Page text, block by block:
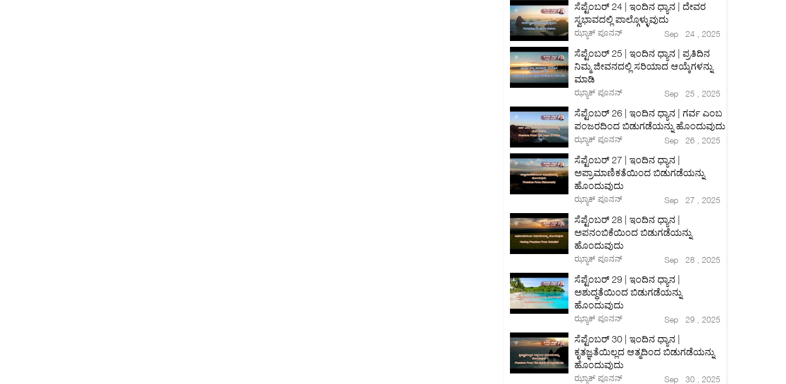
ಸೆಪ್ಟೆಂಬರ್ 24 | ಇಂದಿನ ಧ್ಯಾನ | ದೇವರ
ಸ್ವಭಾವದಲ್ಲಿ ಪಾಲ್ಗೊಳ್ಳುವುದು
ಝ್ಯಾಕ್ ಪೂನನ್ Sep 24 , 2025
ಸೆಪ್ಟೆಂಬರ್ 25 | ಇಂದಿನ ಧ್ಯಾನ | ಪ್ರತಿದಿನ
ನಿಮ್ಮ ಜೀವನದಲ್ಲಿ ಸರಿಯಾದ ಆಯ್ಕೆಗಳನ್ನು
ಮಾಡಿ
ಝ್ಯಾಕ್ ಪೂನನ್ Sep 25 , 2025
ಸೆಪ್ಟೆಂಬರ್ 26 | ಇಂದಿನ ಧ್ಯಾನ | ಗರ್ವ ಎಂಬ
ಪಂಜರದಿಂದ ಬಿಡುಗಡೆಯನ್ನು ಹೊಂದುವುದು
ಝ್ಯಾಕ್ ಪೂನನ್ Sep 26 , 2025
ಸೆಪ್ಟೆಂಬರ್ 27 | ಇಂದಿನ ಧ್ಯಾನ |
ಅಪ್ರಾಮಾಣಿಕತೆಯಿಂದ ಬಿಡುಗಡೆಯನ್ನು
ಹೊಂದುವುದು
ಝ್ಯಾಕ್ ಪೂನನ್ Sep 27 , 2025
ಸೆಪ್ಟೆಂಬರ್ 28 | ಇಂದಿನ ಧ್ಯಾನ |
ಅಪನಂಬಿಕೆಯಿಂದ ಬಿಡುಗಡೆಯನ್ನು
ಹೊಂದುವುದು
ಝ್ಯಾಕ್ ಪೂನನ್ Sep 28 , 2025
ಸೆಪ್ಟೆಂಬರ್ 29 | ಇಂದಿನ ಧ್ಯಾನ |
ಅಶುದ್ಧತೆಯಿಂದ ಬಿಡುಗಡೆಯನ್ನು
ಹೊಂದುವುದು
ಝ್ಯಾಕ್ ಪೂನನ್ Sep 29 , 2025
ಸೆಪ್ಟೆಂಬರ್ 30 | ಇಂದಿನ ಧ್ಯಾನ |
ಕೃತಜ್ಞತೆಯಿಲ್ಲದ ಆತ್ಮದಿಂದ ಬಿಡುಗಡೆಯನ್ನು
ಹೊಂದುವುದು
ಝ್ಯಾಕ್ ಪೂನನ್ Sep 30 , 2025